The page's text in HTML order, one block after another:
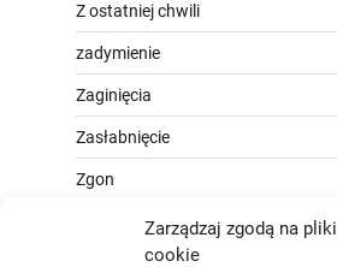
Zarządzaj zgodą na pliki
cookie
Z ostatniej chwili
zadymienie
Zaginięcia
Zasłabnięcie
Zgon